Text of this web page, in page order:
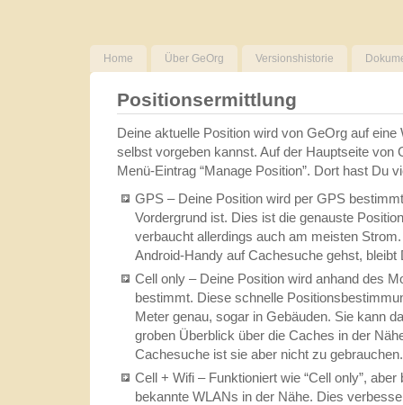
Home Über GeOrg Versionshistorie
Positionsermittlung
Deine aktuelle Position wird von GeOrg auf
selbst vorgeben kannst. Auf der Hauptseite von
Menü-Eintrag “Manage Position”. Dort hast Du
GPS – Deine Position wird per GPS
Vordergrund ist. Dies ist die genauste
verbaucht allerdings auch am meisten
Android-Handy auf Cachesuche gehst, bleibt
Cell only – Deine Position wird anhand des
bestimmt. Diese schnelle
Meter genau, sogar in Gebäuden. Sie kann
groben Überblick über die Caches in der
Cachesuche ist sie aber nicht zu gebrauchen.
Cell + Wifi – Funktioniert wie “Cell only”,
bekannte WLANs in der Nähe. Dies